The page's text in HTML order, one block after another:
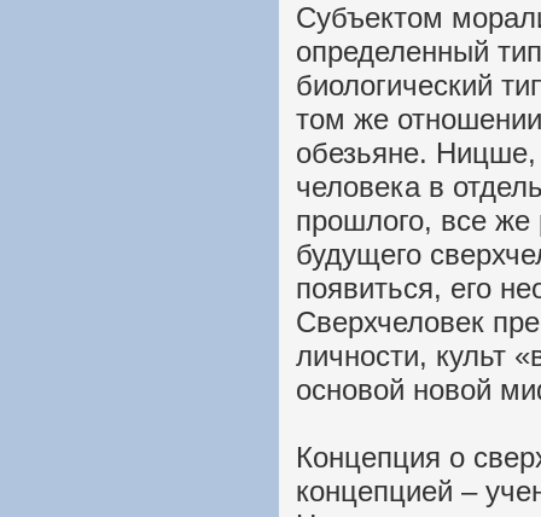
Субъектом
определенный
биологический
том же
обезьяне. Ницше,
человека в
прошлого, все же
будущего
появиться, его
Сверхчеловек
личности, культ
основой новой
Концепция о
концепцией –